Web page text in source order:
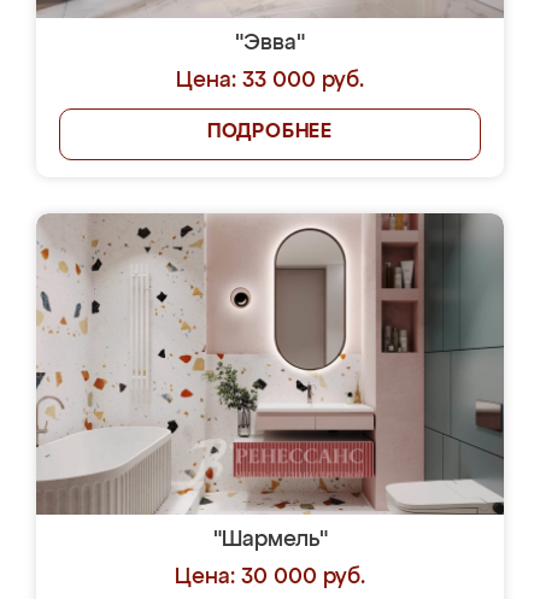
"Эвва"
Цена: 33 000 руб.
ПОДРОБНЕЕ
"Шармель"
Цена: 30 000 руб.